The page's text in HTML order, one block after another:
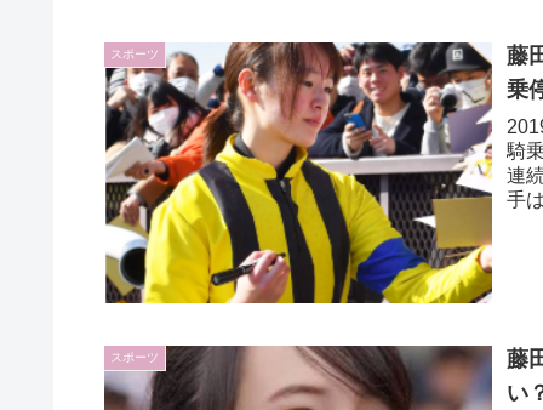
スポーツ
藤
乗
騎
連
手
スポーツ
藤
い